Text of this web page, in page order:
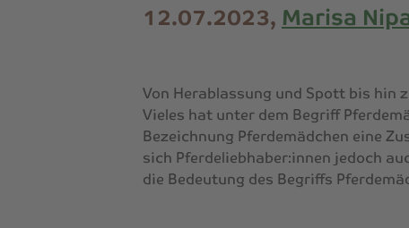
12.07.2023, Marisa
Von Herablassung und Spott bis hin
Vieles hat unter dem Begriff
Bezeichnung Pferdemädchen eine
sich Pferdeliebhaber:innen jedoch
die Bedeutung des Begriffs